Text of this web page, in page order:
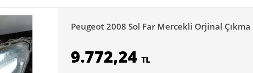
Peugeot 2008 Sol Far Mercekli Orjinal Çıkma
9.772,24 TL